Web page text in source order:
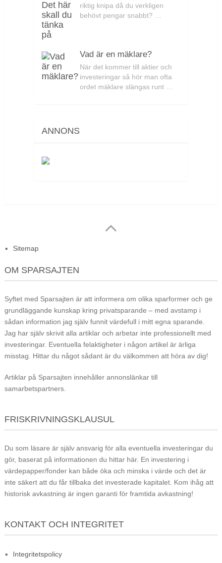
riktig knipa då du verkligen
behövt pengar snabbt? …
Vad är en mäklare?
När det kommer till aktier och
investeringar så hör man ofta
ordet mäklare slängas runt …
ANNONS
Sitemap
OM SPARSAJTEN
Syftet med Sparsajten är att informera om olika sparformer och ge
grundläggande kunskap kring privatsparande – med avstamp i
sådan information jag själv funnit värdefull i mitt egna sparande.
Jag har själv skrivit alla artiklar och arbetar inte professionellt med
investeringar. Eventuella felaktigheter i någon artikel är ärliga
misstag. Hittar du något sådant är du välkommen att höra av dig!
Artiklar på Sparsajten innehåller annonslänkar till
samarbetspartners.
FRISKRIVNINGSKLAUSUL
Du som läsare är själv ansvarig för alla eventuella investeringar du
gör, baserat på informationen du hittar här. En investering i
värdepapper/fonder kan både öka och minska i värde och det är
inte säkert att du får tillbaka det investerade kapitalet. Kom ihåg att
historisk avkastning är ingen garanti för framtida avkastning!
KONTAKT OCH INTEGRITET
Integritetspolicy